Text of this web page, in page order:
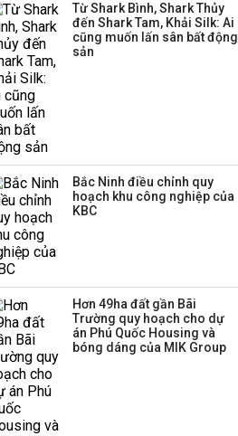
Thị trường thường
Từ Shark Bình, Shark Thủy
đến Shark Tam, Khải Silk: Ai
cũng muốn lấn sân bất động
sản
Bắc Ninh điều chỉnh quy
hoạch khu công nghiệp của
KBC
Hơn 49ha đất gần Bãi
Trường quy hoạch cho dự
án Phú Quốc Housing và
bóng dáng của MIK Group